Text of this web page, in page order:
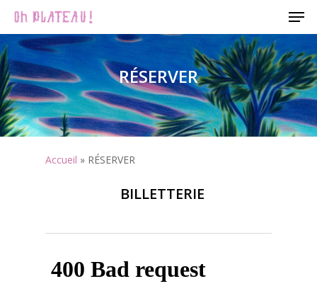
Skip
main
content
RÉSERVER
Accueil » RÉSERVER
BILLETTERIE
Menu